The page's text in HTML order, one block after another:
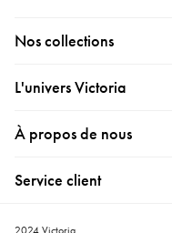
Nos collections
L'univers Victoria
À propos de nous
Service client